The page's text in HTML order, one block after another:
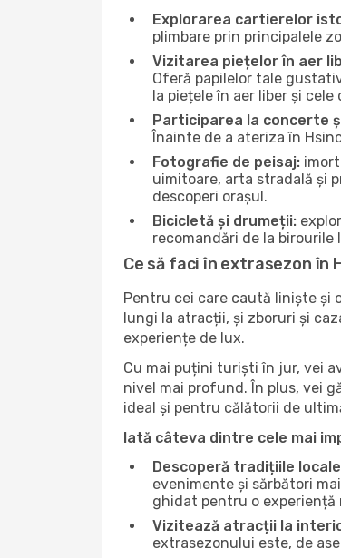
Explorarea cartierelor
plimbare prin principalele
Vizitarea piețelor în aer
Oferă papilelor tale
la piețele în aer liber și
Participarea la concerte
Înainte de a ateriza în
Fotografie de peisaj:
uimitoare, arta stradală și
descoperi orașul.
Bicicletă și drumeții:
recomandări de la
Ce să faci în extrasezon în
Pentru cei care caută liniște și
lungi la atracții, și zboruri și
experiențe de lux.
Cu mai puțini turiști în jur, vei
nivel mai profund. În plus, vei
ideal și pentru călătorii de
Iată câteva dintre cele mai
Descoperă tradițiile
evenimente și sărbători
ghidat pentru o experiență
Vizitează atracții la
extrasezonului este, de